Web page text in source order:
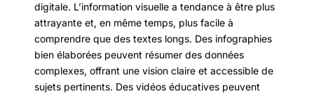
digitale. L’information visuelle a tendance à être plus
attrayante et, en même temps, plus facile à
comprendre que des textes longs. Des infographies
bien élaborées peuvent résumer des données
complexes, offrant une vision claire et accessible de
sujets pertinents. Des vidéos éducatives peuvent